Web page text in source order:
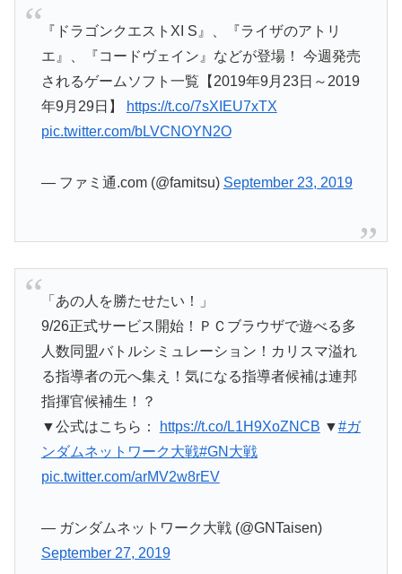
『ドラゴンクエストXI S』、『ライザのアトリ
エ』、『コードヴェイン』などが登場！ 今週発売
されるゲームソフト一覧【2019年9月23日～2019
年9月29日】
https://t.co/7sXIEU7xTX
pic.twitter.com/bLVCNOYN2O
— ファミ通.com (@famitsu) September 23, 2019
「あの人を勝たせたい！」
9/26正式サービス開始！ＰＣブラウザで遊べる多
人数同盟バトルシミュレーション！カリスマ溢れ
る指導者の元へ集え！気になる指導者候補は連邦
指揮官候補生！？
▼公式はこちら：
https://t.co/L1H9XoZNCB ▼#ガ
ンダムネットワーク大戦#GN大戦
pic.twitter.com/arMV2w8rEV
— ガンダムネットワーク大戦 (@GNTaisen)
September 27, 2019